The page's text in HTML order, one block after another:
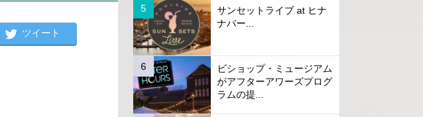
ツイート
サンセットライブ at ヒナ
ナバー...
ビショップ・ミュージアム
がアフターアワーズプログ
ラムの提...